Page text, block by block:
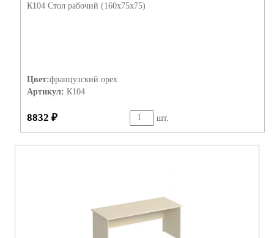
К104 Стол рабочий (160х75х75)
Цвет:французский орех
Артикул: К104
8832 ₽ шт.